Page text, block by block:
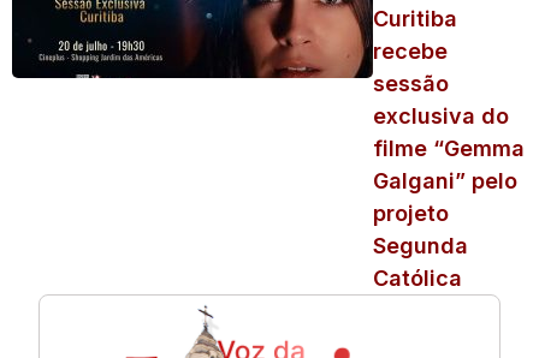
Curitiba
recebe
sessão
exclusiva do
filme “Gemma
Galgani” pelo
projeto
Segunda
Católica